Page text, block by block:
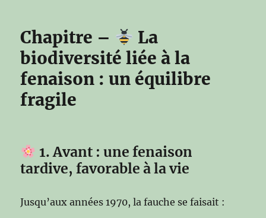
Chapitre –
La
biodiversité liée à la
fenaison : un équilibre
fragile
1. Avant : une fenaison
tardive, favorable à la vie
Jusqu’aux années 1970, la fauche se faisait :